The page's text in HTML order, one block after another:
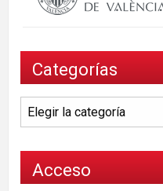
Categorías
Categorías
Acceso